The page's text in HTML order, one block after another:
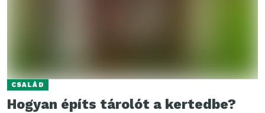
CSALÁD
Hogyan építs tárolót a kertedbe?